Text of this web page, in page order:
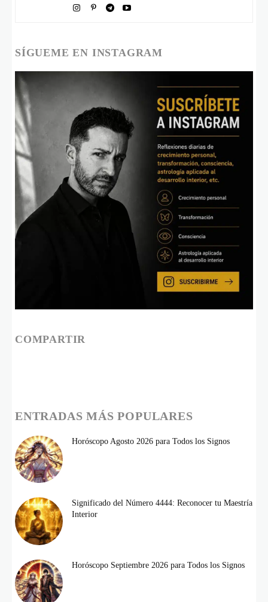
SÍGUEME EN INSTAGRAM
COMPARTIR
ENTRADAS MÁS POPULARES
Horóscopo Agosto 2026 para Todos los Signos
Significado del Número 4444: Reconocer tu Maestría
Interior
Horóscopo Septiembre 2026 para Todos los Signos